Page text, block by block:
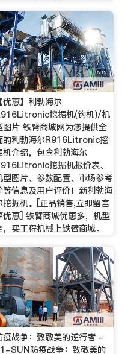
【优惠】利勃海尔
挖掘机(钩机)/机
图片 铁臂商城网为您提供全
的利勃海尔R916Litronic挖
机介绍，包含利勃海尔
挖掘机报价表、
型图片、参数配置、市场参考
等信息及用户评价！新利勃海
挖掘机。[正品销售,立即留言
优惠] 铁臂商城优惠多，机型
，买工程机械上铁臂商城。
疫战争：致敬美的逆行者 -
SUN防疫战争：致敬美的